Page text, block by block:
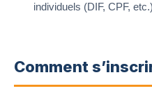
individuels (DIF, CPF,
Comment